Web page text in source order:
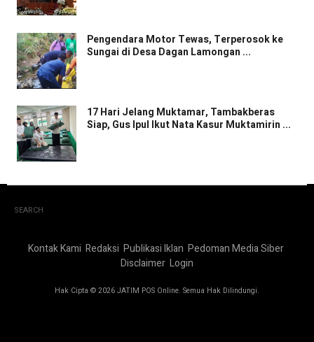
Pengendara Motor Tewas, Terperosok ke
Sungai di Desa Dagan Lamongan ...
17 Hari Jelang Muktamar, Tambakberas
Siap, Gus Ipul Ikut Nata Kasur Muktamirin ...
SEARCH
Kontak Kami Redaksi Publikasi Iklan Pedoman Media Siber
Disclaimer Login
Hak Cipta © 2026 JATIM POS Online. Semua Hak Dilindungi.